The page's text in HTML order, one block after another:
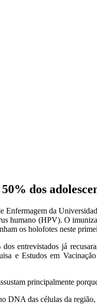
dos
Enfermagem da
humano (HPV). O
os holofotes neste
entrevistados já
e Estudos em
principalmente
DNA das células da